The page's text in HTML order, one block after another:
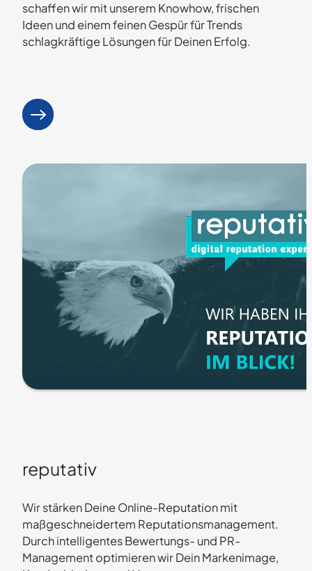
schaffen wir mit unserem Knowhow, frischen
Ideen und einem feinen Gespür für Trends
schlagkräftige Lösungen für Deinen Erfolg.
Mehr erfahren
: Löwenstark Online Marketing
reputativ
Wir stärken Deine Online-Reputation mit
maßgeschneidertem Reputationsmanagement.
Durch intelligentes Bewertungs- und PR-
Management optimieren wir Dein Markenimage,